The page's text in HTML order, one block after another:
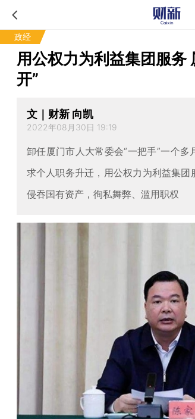
政经
用公权力为利益集团服务
开”
文｜财新 向凯
2022年08月30日 19:19
卸任厦门市人大常委会“一把手”一个
求个人职务升迁，用公权力为利益集团
侵吞国有资产，徇私舞弊、滥用职权